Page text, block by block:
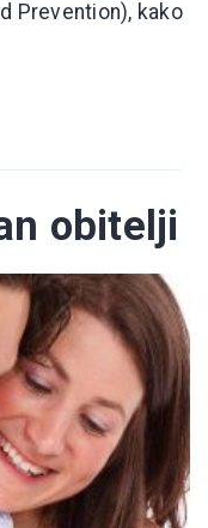
Prevention), kako
obitelji